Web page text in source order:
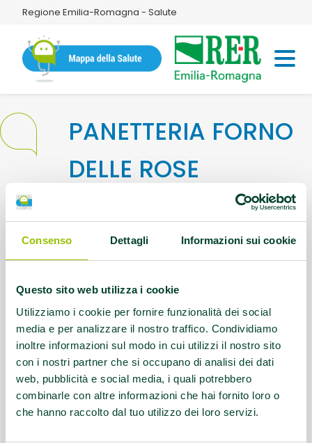
Consenso Dettagli Informazioni sui cookie
Questo sito web utilizza i cookie
Utilizziamo i cookie per fornire funzionalità dei social
media e per analizzare il nostro traffico. Condividiamo
inoltre informazioni sul modo in cui utilizzi il nostro sito
con i nostri partner che si occupano di analisi dei dati
web, pubblicità e social media, i quali potrebbero
combinarle con altre informazioni che hai fornito loro o
che hanno raccolto dal tuo utilizzo dei loro servizi.
Regione Emilia-Romagna - Salute
PANETTERIA FORNO
DELLE ROSE
Indirizzo:VIALE BUON PASTORE 36/38
MODENA